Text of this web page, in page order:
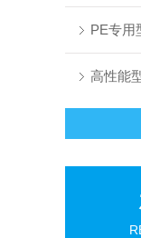
PE专用
高性能